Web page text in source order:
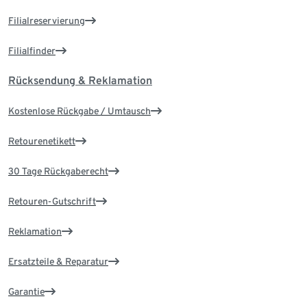
Filialreservierung
Filialfinder
Rücksendung & Reklamation
Kostenlose Rückgabe / Umtausch
Retourenetikett
30 Tage Rückgaberecht
Retouren-Gutschrift
Reklamation
Ersatzteile & Reparatur
Garantie